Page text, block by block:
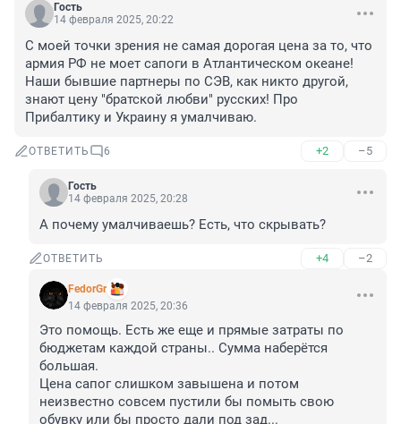
Гость
14 февраля 2025, 20:22
С моей точки зрения не самая дорогая цена за то, что
армия РФ не моет сапоги в Атлантическом океане!
Наши бывшие партнеры по СЭВ, как никто другой,
знают цену "братской любви" русских! Про
Прибалтику и Украину я умалчиваю.
ОТВЕТИТЬ 6 +2 –5
Гость
14 февраля 2025, 20:28
А почему умалчиваешь? Есть, что скрывать?
ОТВЕТИТЬ +4 –2
FedorGr
14 февраля 2025, 20:36
Это помощь. Есть же еще и прямые затраты по
бюджетам каждой страны.. Сумма наберётся
большая.
Цена сапог слишком завышена и потом
неизвестно совсем пустили бы помыть свою
обувку или бы просто дали под зад...